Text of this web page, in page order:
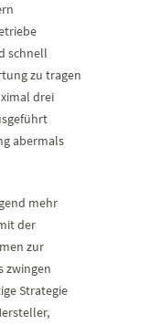
schnell
zu tragen
drei
abermals
mehr
der
zur
zwingen
Strategie